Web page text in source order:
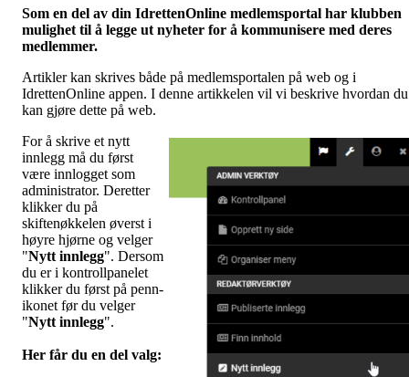
Som en del av din IdrettenOnline medlemsportal har klubben
mulighet til å legge ut nyheter for å kommunisere med deres
medlemmer.
Artikler kan skrives både på medlemsportalen på web og i
IdrettenOnline appen. I denne artikkelen vil vi beskrive hvordan du
kan gjøre dette på web.
For å skrive et nytt
innlegg må du først
være innlogget som
administrator. Deretter
klikker du på
skiftenøkkelen øverst i
høyre hjørne og velger
"Nytt innlegg". Dersom
du er i kontrollpanelet
klikker du først på penn-
ikonet før du velger
"Nytt innlegg".
Her får du en del valg: